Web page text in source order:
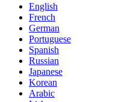
English
French
German
Portuguese
Spanish
Russian
Japanese
Korean
Arabic